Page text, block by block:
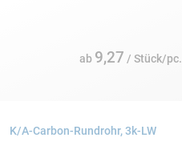
ab 9,27 / Stück/pc.
K/A-Carbon-Rundrohr, 3k-LW